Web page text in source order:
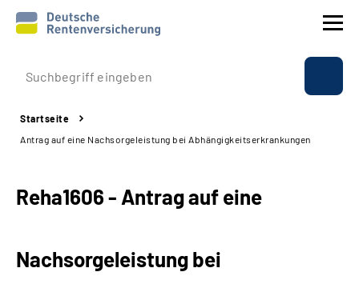
Prävention
Reha
Experten
Startseite
Antrag auf eine Nachsorgeleistung bei Abhängigkeitserkrankungen
Reha1606 - Antrag auf eine
Nachsorgeleistung bei